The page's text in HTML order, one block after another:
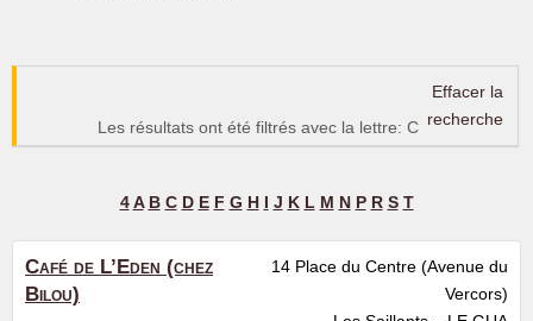
Les résultats ont été filtrés avec la lettre: C
Effacer la
recherche
4 A B C D E F G H I J K L M N P R S T
Café de L’Eden (chez
Bilou)
14 Place du Centre (Avenue du
Vercors)